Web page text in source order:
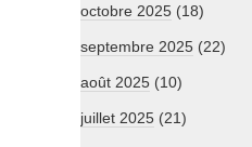
octobre 2025 (18)
septembre 2025 (22)
août 2025 (10)
juillet 2025 (21)